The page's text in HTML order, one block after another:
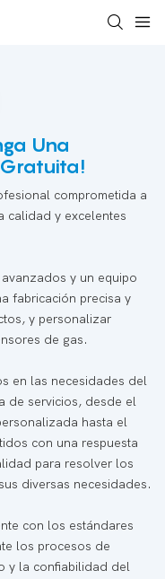
Una
comprometida a
calidad y excelentes
y un equipo
fabricación precisa y
y personalizar
de gas.
en las necesidades del
de servicios, desde el
hasta el
con una respuesta
para resolver los
diversas necesidades.
con los estándares
los procesos de
y la confiabilidad del